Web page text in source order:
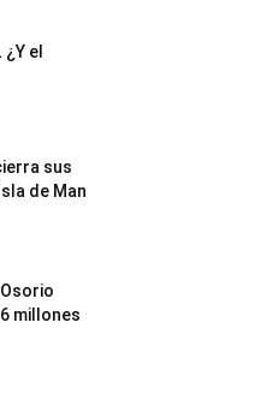
el
sus
de Man
millones